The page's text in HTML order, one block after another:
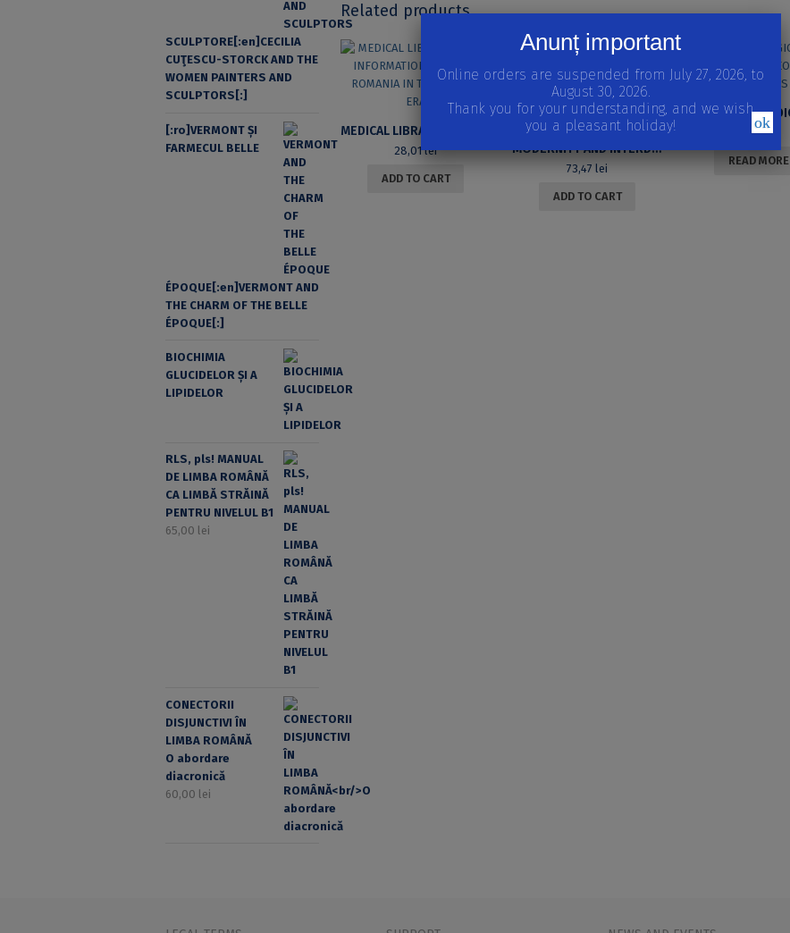
Related products
28,01lei
ADD TO CART
MODERNITY AND INTERDISCIPLINARITY IN LINGUISTIC RESEARCH. HOMAGE TO PROFESSOR LILIANA IONESCU-RUXĂNDOIU
73,47lei
ADD TO CART
42,29lei
READ MORE
SCULPTORE[:en]CECILIA
CUŢESCU-STORCK AND THE
WOMEN PAINTERS AND
SCULPTORS[:]
[:ro]VERMONT ȘI
FARMECUL BELLE
ÉPOQUE[:en]VERMONT AND
THE CHARM OF THE BELLE
ÉPOQUE[:]
BIOCHIMIA
GLUCIDELOR ȘI A
LIPIDELOR
RLS, pls! MANUAL
DE LIMBA ROMÂNĂ
CA LIMBĂ STRĂINĂ
PENTRU NIVELUL B1
65,00 lei
CONECTORII
DISJUNCTIVI ÎN
LIMBA ROMÂNĂ
O abordare
diacronică
60,00 lei
Anunț important
Online orders are suspended from July 27, 2026, to
August 30, 2026.
Thank you for your understanding, and we wish
you a pleasant holiday!
ok